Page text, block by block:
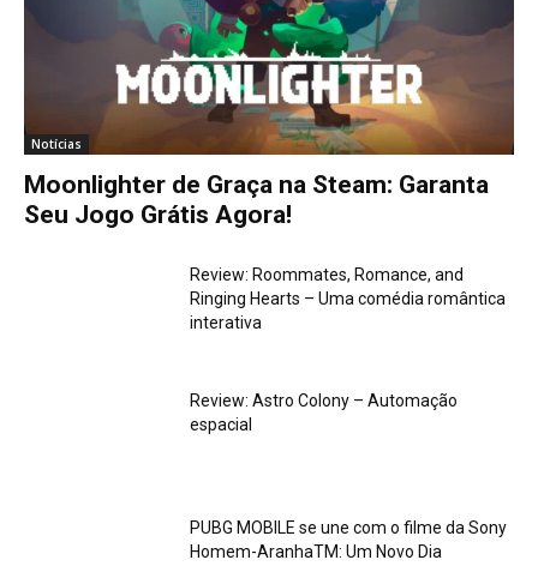
Notícias
Moonlighter de Graça na Steam: Garanta
Seu Jogo Grátis Agora!
Review: Roommates, Romance, and
Ringing Hearts – Uma comédia romântica
interativa
Review: Astro Colony – Automação
espacial
PUBG MOBILE se une com o filme da Sony
Homem-AranhaTM: Um Novo Dia